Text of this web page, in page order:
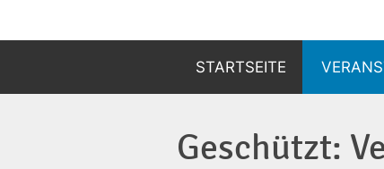
Inhalt
springen
STARTSEITE
Geschützt: